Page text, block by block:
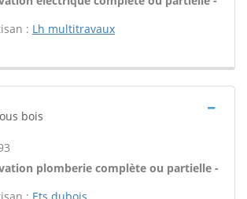
: Lh multitravaux
bois
plomberie complète ou partielle -